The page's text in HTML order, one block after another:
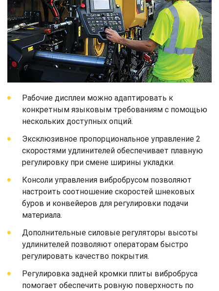
Рабочие дисплеи можно адаптировать к
конкретным языковым требованиям с помощью
нескольких доступных опций.
Эксклюзивное пропорциональное управление 2
скоростями удлинителей обеспечивает плавную
регулировку при смене ширины укладки.
Консоли управления вибробрусом позволяют
настроить соотношение скоростей шнековых
буров и конвейеров для регулировки подачи
материала.
Дополнительные силовые регуляторы высоты
удлинителей позволяют операторам быстро
регулировать качество покрытия.
Регулировка задней кромки плиты вибробруса
помогает обеспечить ровную поверхность по